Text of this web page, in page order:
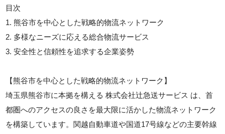
目次
1. 熊谷市を中心とした戦略的物流ネットワーク
2. 多様なニーズに応える総合物流サービス
3. 安全性と信頼性を追求する企業姿勢
【熊谷市を中心とした戦略的物流ネットワーク】
埼玉県熊谷市に本拠を構える 株式会社辻急送サービス は、首
都圏へのアクセスの良さを最大限に活かした物流ネットワーク
を構築しています。関越自動車道や国道17号線などの主要幹線